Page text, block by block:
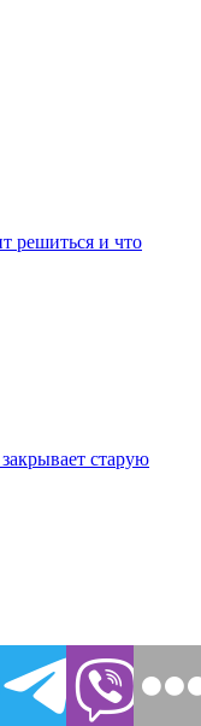
решиться и что
старую
Курской земли